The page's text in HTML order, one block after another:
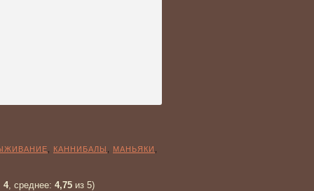
КАННИБАЛЫ МАНЬЯКИ
4, среднее: 4,75 из 5)